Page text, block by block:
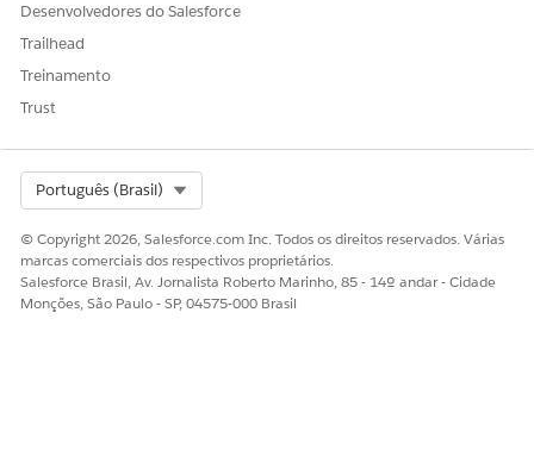
Sim
Desenvolvedores do Salesforce
Trailhead
Treinamento
Trust
Português (Brasil)
© Copyright 2026, Salesforce.com Inc. Todos os direitos reservados. Várias
marcas comerciais dos respectivos proprietários.
Salesforce Brasil, Av. Jornalista Roberto Marinho, 85 - 14º andar - Cidade
Monções, São Paulo - SP, 04575-000 Brasil